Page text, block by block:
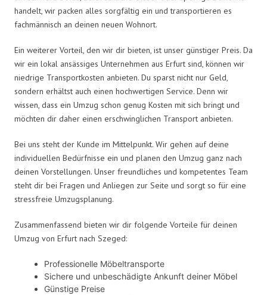
handelt, wir packen alles sorgfältig ein und transportieren es
fachmännisch an deinen neuen Wohnort.
Ein weiterer Vorteil, den wir dir bieten, ist unser günstiger Preis. Da
wir ein lokal ansässiges Unternehmen aus Erfurt sind, können wir
niedrige Transportkosten anbieten. Du sparst nicht nur Geld,
sondern erhältst auch einen hochwertigen Service. Denn wir
wissen, dass ein Umzug schon genug Kosten mit sich bringt und
möchten dir daher einen erschwinglichen Transport anbieten.
Bei uns steht der Kunde im Mittelpunkt. Wir gehen auf deine
individuellen Bedürfnisse ein und planen den Umzug ganz nach
deinen Vorstellungen. Unser freundliches und kompetentes Team
steht dir bei Fragen und Anliegen zur Seite und sorgt so für eine
stressfreie Umzugsplanung.
Zusammenfassend bieten wir dir folgende Vorteile für deinen
Umzug von Erfurt nach Szeged:
Professionelle Möbeltransporte
Sichere und unbeschädigte Ankunft deiner Möbel
Günstige Preise